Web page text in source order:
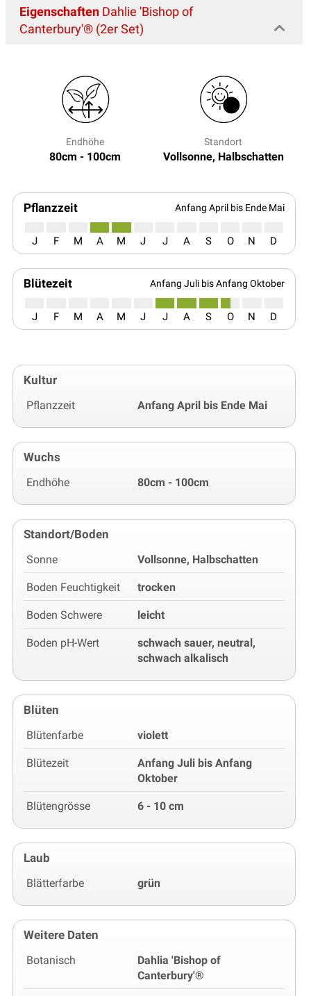
Eigenschaften Dahlie 'Bishop of
Canterbury'® (2er Set)
Endhöhe
80cm - 100cm
Standort
Vollsonne, Halbschatten
Pflanzzeit Anfang April bis Ende Mai
J F M A M J J A S O N D
Blütezeit Anfang Juli bis Anfang Oktober
J F M A M J J A S O N D
Kultur
Pflanzzeit Anfang April bis Ende Mai
Wuchs
Endhöhe 80cm - 100cm
Standort/Boden
Sonne Vollsonne, Halbschatten
Boden Feuchtigkeit trocken
Boden Schwere leicht
Boden pH-Wert
schwach sauer, neutral,
schwach alkalisch
Blüten
Blütenfarbe violett
Blütezeit
Anfang Juli bis Anfang
Oktober
Blütengrösse 6 - 10 cm
Laub
Blätterfarbe grün
Weitere Daten
Botanisch
Dahlia 'Bishop of
Canterbury'®